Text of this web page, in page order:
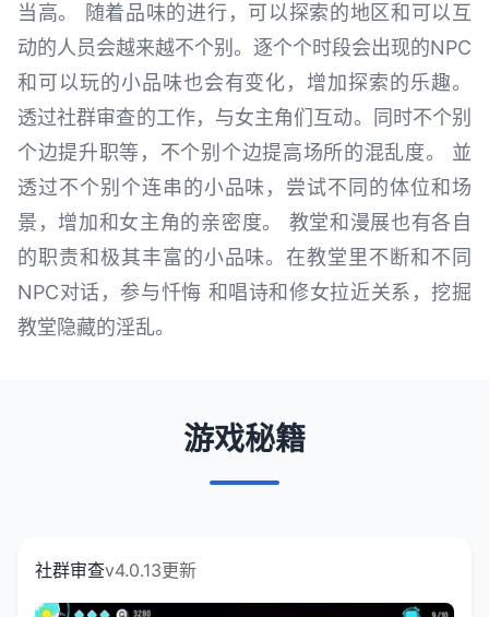
当高。 随着品味的进行，可以探索的地区和可以互
动的人员会越来越不个别。逐个个时段会出现的NPC
和可以玩的小品味也会有变化，增加探索的乐趣。
透过社群审查的工作，与女主角们互动。同时不个别
个边提升职等，不个别个边提高场所的混乱度。 並
透过不个别个连串的小品味，尝试不同的体位和场
景，增加和女主角的亲密度。 教堂和漫展也有各自
的职责和极其丰富的小品味。在教堂里不断和不同
NPC对话，参与忏悔 和唱诗和修女拉近关系，挖掘
教堂隐藏的淫乱。
游戏秘籍
社群审查v4.0.13更新